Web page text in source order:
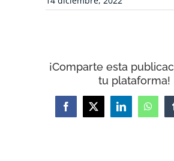
¡Comparte esta
tu plataforma!
Facebook
X LinkedIn